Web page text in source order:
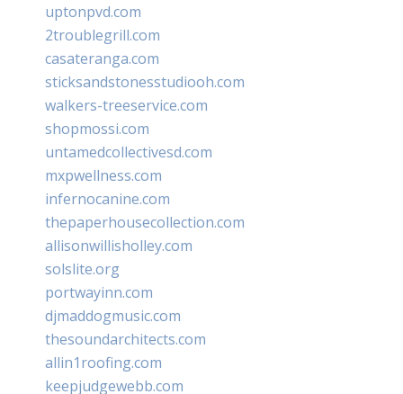
uptonpvd.com
2troublegrill.com
casateranga.com
sticksandstonesstudiooh.com
walkers-treeservice.com
shopmossi.com
untamedcollectivesd.com
mxpwellness.com
infernocanine.com
thepaperhousecollection.com
allisonwillisholley.com
solslite.org
portwayinn.com
djmaddogmusic.com
thesoundarchitects.com
allin1roofing.com
keepjudgewebb.com